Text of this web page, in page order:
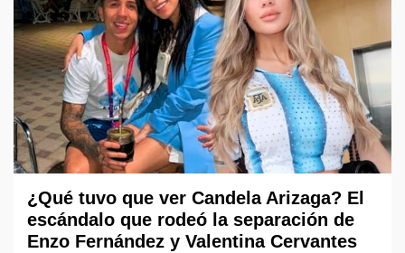
¿Qué tuvo que ver Candela Arizaga? El
escándalo que rodeó la separación de
Enzo Fernández y Valentina Cervantes